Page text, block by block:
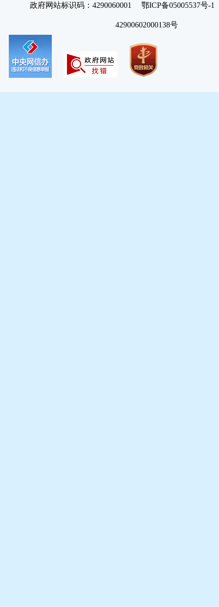
政府网站标识码：4290060001 鄂ICP备05005537号
42900602000138号